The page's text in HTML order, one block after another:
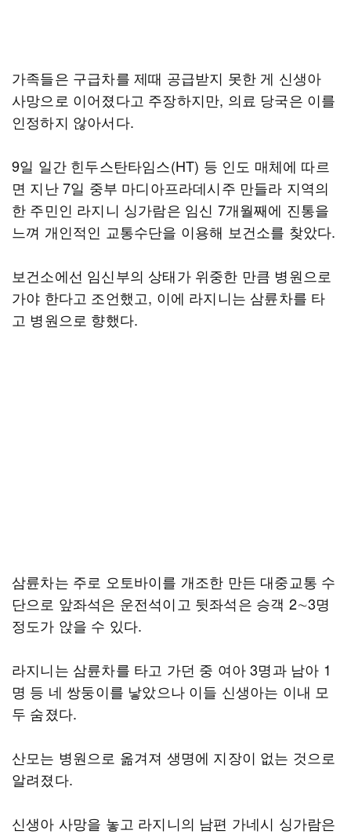
가족들은 구급차를 제때 공급받지 못한 게 신생아
사망으로 이어졌다고 주장하지만, 의료 당국은 이를
인정하지 않아서다.
9일 일간 힌두스탄타임스(HT) 등 인도 매체에 따르
면 지난 7일 중부 마디아프라데시주 만들라 지역의
한 주민인 라지니 싱가람은 임신 7개월째에 진통을
느껴 개인적인 교통수단을 이용해 보건소를 찾았다.
보건소에선 임신부의 상태가 위중한 만큼 병원으로
가야 한다고 조언했고, 이에 라지니는 삼륜차를 타
고 병원으로 향했다.
삼륜차는 주로 오토바이를 개조한 만든 대중교통 수
단으로 앞좌석은 운전석이고 뒷좌석은 승객 2∼3명
정도가 앉을 수 있다.
라지니는 삼륜차를 타고 가던 중 여아 3명과 남아 1
명 등 네 쌍둥이를 낳았으나 이들 신생아는 이내 모
두 숨졌다.
산모는 병원으로 옮겨져 생명에 지장이 없는 것으로
알려졌다.
신생아 사망을 놓고 라지니의 남편 가네시 싱가람은